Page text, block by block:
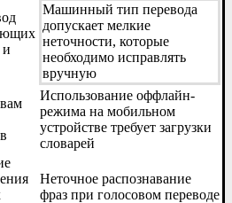
и
Машинный тип перевода
допускает мелкие
неточности, которые
необходимо исправлять
вручную
Использование оффлайн-
режима на мобильном
устройстве требует загрузки
словарей
Неточное распознавание
фраз при голосовом переводе